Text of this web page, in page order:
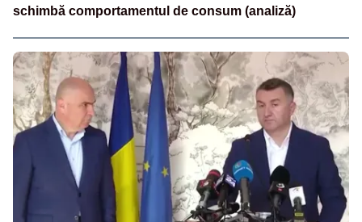
schimbă comportamentul de consum (analiză)